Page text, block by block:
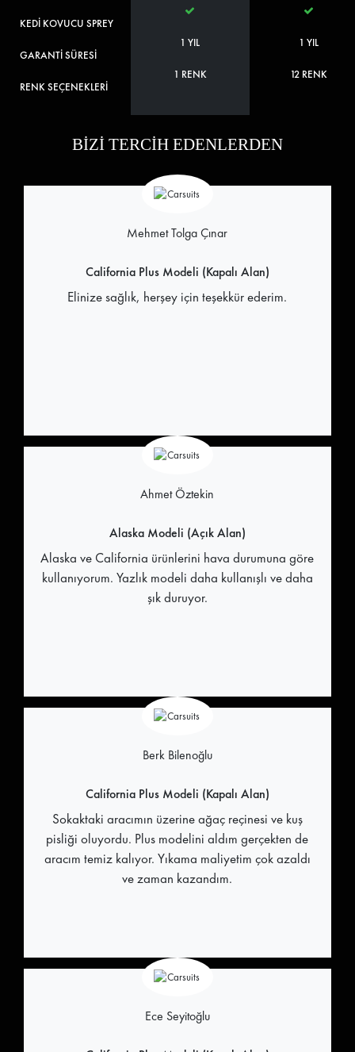
KEDİ KOVUCU SPREY
GARANTİ SÜRESİ
RENK SEÇENEKLERİ
1 YIL
1 RENK
1 YIL
12 RENK
BİZİ TERCİH EDENLERDEN
Mehmet Tolga Çınar
California Plus Modeli (Kapalı Alan)
Elinize sağlık, herşey için teşekkür ederim.
Ahmet Öztekin
Alaska Modeli (Açık Alan)
Alaska ve California ürünlerini hava durumuna göre
kullanıyorum. Yazlık modeli daha kullanışlı ve daha
şık duruyor.
Berk Bilenoğlu
California Plus Modeli (Kapalı Alan)
Sokaktaki aracımın üzerine ağaç reçinesi ve kuş
pisliği oluyordu. Plus modelini aldım gerçekten de
aracım temiz kalıyor. Yıkama maliyetim çok azaldı
ve zaman kazandım.
Ece Seyitoğlu